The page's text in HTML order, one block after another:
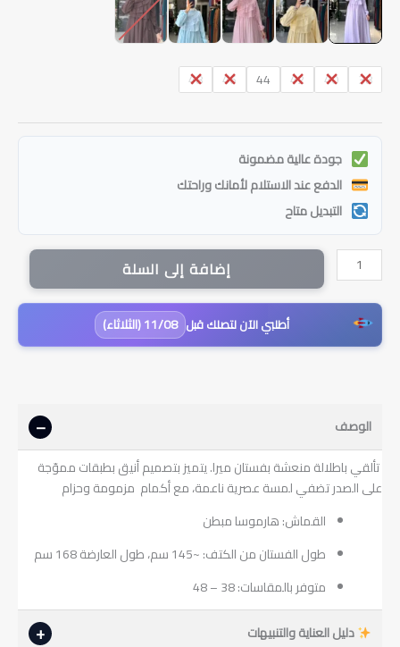
38
40
42
44
46
48
جودة عالية مضمونة
الدفع عند الاستلام لأمانك وراحتك
التبديل متاح
كمية
فستان
ميرا
بألوان
منعشة
إضافة إلى السلة
أطلبي الآن لتصلك قبل 11/08 (الثلاثاء)
الوصف
تألقي باطلالة منعشة بفستان ميرا. يتميز بتصميم أنيق بطبقات مموّجة
على الصدر تضفي لمسة عصرية ناعمة، مع أكمام مزمومة وحزام
القماش: هارموسا مبطن
طول الفستان من الكتف: ~145 سم، طول العارضة 168 سم
متوفر بالمقاسات: 38 – 48
دليل العناية والتنبيهات